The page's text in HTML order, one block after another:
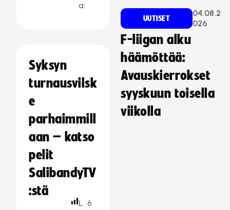
a:
Syksyn
turnausvilsk
e
parhaimmill
aan – katso
pelit
SalibandyTV
:stä
L 6
UUTISET
04.08.2
026
F-liigan alku
häämöttää:
Avauskierrokset
syyskuun toisella
viikolla